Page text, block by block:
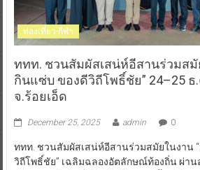
ท่องเที่ยว-กีฬา
ททท. ชวนสัมผัสเสน่ห์อีสานร่วมส
กินแซ่บ ของดีวิถีโพธิ์ชัย” 24–25
จ.ร้อยเอ็ด
December 25, 2025 admin 0
ททท. ชวนสัมผัสเสน่ห์อีสานร่วมสมัยในงาน
วิถีโพธิ์ชัย” เฉลิมฉลองอัตลักษณ์ท้องถิ่น ผ่า